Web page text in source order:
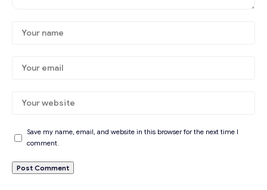
Save my name, email, and website in this browser for the next time I
comment.